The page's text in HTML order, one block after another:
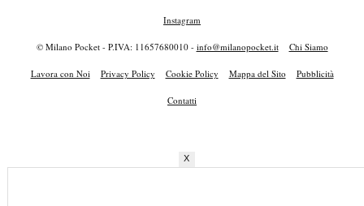
Instagram
© Milano Pocket - P.IVA: 11657680010 - info@milanopocket.it Chi Siamo
Lavora con Noi Privacy Policy Cookie Policy Mappa del Sito Pubblicità
Contatti
X